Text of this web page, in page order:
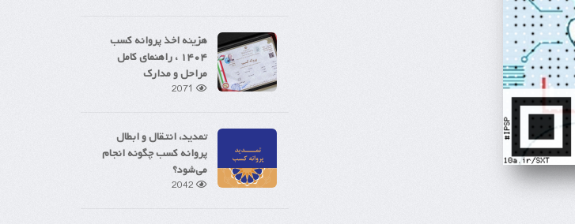
هزینه اخذ پروانه کسب
۱۴۰۴ ، راهنمای کامل
مراحل و مدارک
تمدید، انتقال و ابطال
پروانه کسب چگونه انجام
می‌شود؟